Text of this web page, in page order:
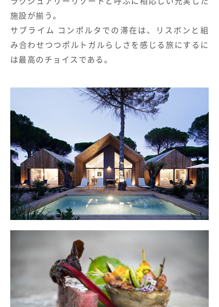
施設が揃う。
サブライム コンポルタでの滞在は、リスボンと組
み合わせつつポルトガルらしさを感じる旅にするに
は最高のチョイスである。